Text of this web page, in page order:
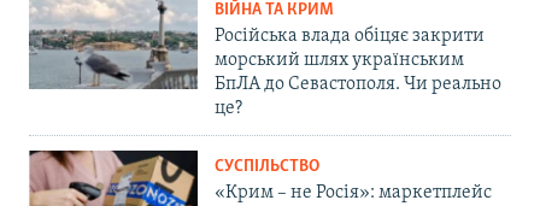
ВІЙНА ТА КРИМ
Російська влада обіцяє закрити
морський шлях українським
БпЛА до Севастополя. Чи реально
це?
СУСПІЛЬСТВО
«Крим – не Росія»: маркетплейс